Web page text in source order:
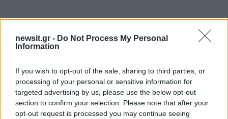
newsit.gr - Do Not Process My Personal
Information
If you wish to opt-out of the sale, sharing to third parties, or
processing of your personal or sensitive information for
targeted advertising by us, please use the below opt-out
section to confirm your selection. Please note that after your
opt-out request is processed you may continue seeing